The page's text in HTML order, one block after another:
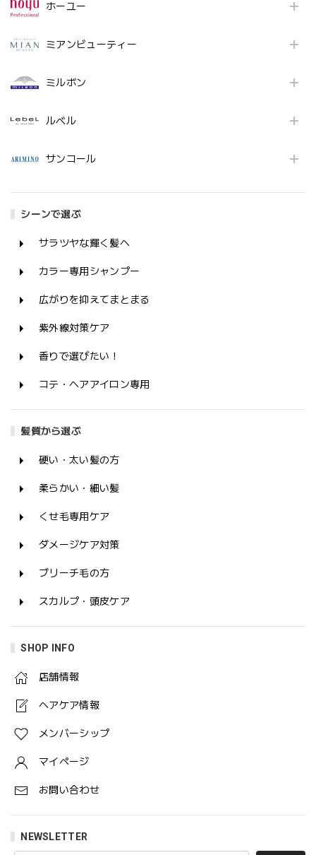
ホーユー
ミアンビューティー
ミルボン
ルベル
サンコール
シーンで選ぶ
サラツヤな輝く髪へ
カラー専用シャンプー
広がりを抑えてまとまる
紫外線対策ケア
香りで選びたい！
コテ・ヘアアイロン専用
髪質から選ぶ
硬い・太い髪の方
柔らかい・細い髪
くせ毛専用ケア
ダメージケア対策
ブリーチ毛の方
スカルプ・頭皮ケア
SHOP INFO
店舗情報
ヘアケア情報
メンバーシップ
マイページ
お問い合わせ
NEWSLETTER